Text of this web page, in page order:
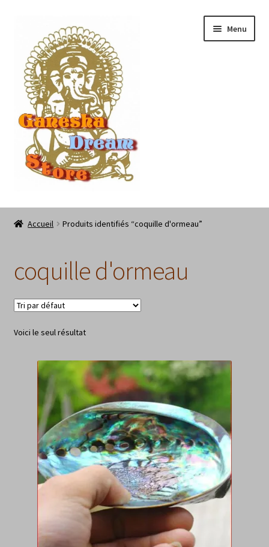
navigation
contenu
Menu
Les Chamaneries de Ganesha Dream Store
Accueil Produits identifiés “coquille d'ormeau”
coquille d'ormeau
Voici le seul résultat